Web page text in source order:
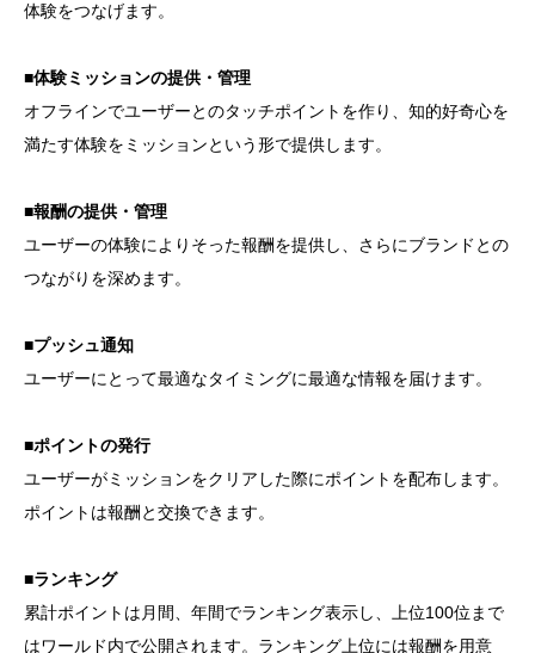
体験をつなげます。
■体験ミッションの提供・管理
オフラインでユーザーとのタッチポイントを作り、知的好奇心を
満たす体験をミッションという形で提供します。
■報酬の提供・管理
ユーザーの体験によりそった報酬を提供し、さらにブランドとの
つながりを深めます。
■プッシュ通知
ユーザーにとって最適なタイミングに最適な情報を届けます。
■ポイントの発行
ユーザーがミッションをクリアした際にポイントを配布します。
ポイントは報酬と交換できます。
■ランキング
累計ポイントは月間、年間でランキング表示し、上位100位まで
はワールド内で公開されます。ランキング上位には報酬を用意